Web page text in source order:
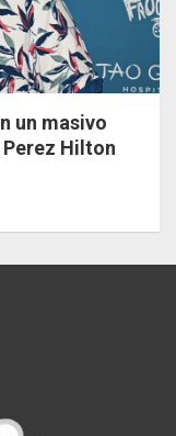
un masivo
Hilton